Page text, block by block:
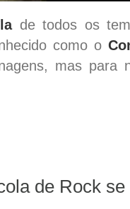
de todos os
como o
mas para
de Rock